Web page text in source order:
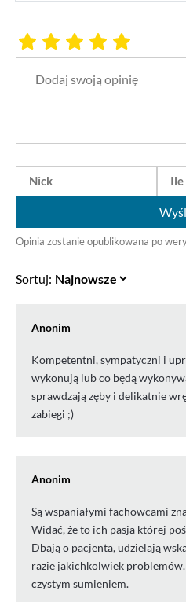
Opinia zostanie opublikowana po
Sortuj:
Anonim
Kompetentni, sympatyczni i
wykonują lub co będą
sprawdzają zęby i delikatnie
zabiegi ;)
Anonim
Są wspaniałymi fachowcami
Widać, że to ich pasja której
Dbają o pacjenta, udzielają
razie jakichkolwiek
czystym sumieniem.